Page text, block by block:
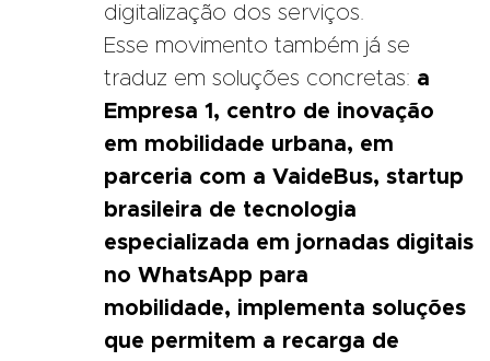
digitalização dos serviços.
Esse movimento também já se
traduz em soluções concretas: a
Empresa 1, centro de inovação
em mobilidade urbana, em
parceria com a VaideBus, startup
brasileira de tecnologia
especializada em jornadas digitais
no WhatsApp para
mobilidade, implementa soluções
que permitem a recarga de